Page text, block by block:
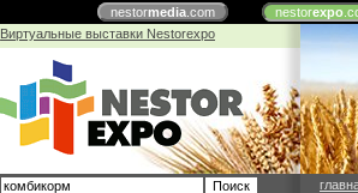
nestormedia.com nestorexpo
Виртуальные выставки Nestorexpo